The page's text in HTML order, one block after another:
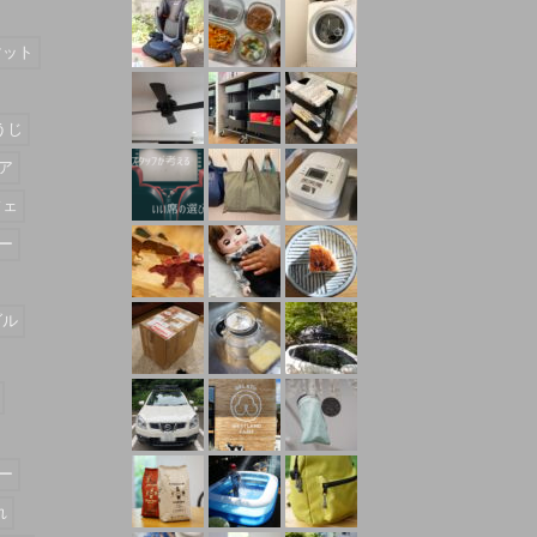
ト
じ